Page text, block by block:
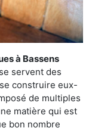
à Bassens
servent des
construire eux-
de multiples
matière qui est
bon nombre